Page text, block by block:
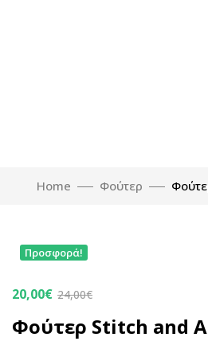
Home Φούτερ
Προσφορά!
20,00€ 24,00€
Φούτερ Stitch and